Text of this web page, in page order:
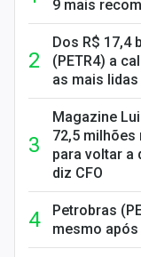
9 mais
Dos R$ 17,4
(PETR4) a
as mais
Magazine
72,5 milhões
para voltar a
diz CFO
Petrobras
mesmo